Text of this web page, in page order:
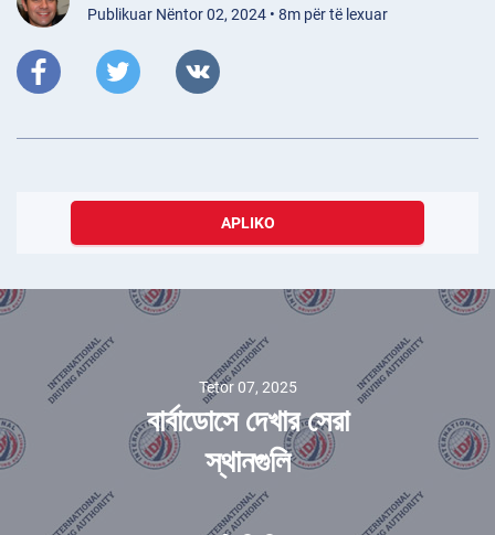
Publikuar Nëntor 02, 2024 • 8m për të lexuar
APLIKO
Tetor 07, 2025
বার্বাডোসে দেখার সেরা
স্থানগুলি